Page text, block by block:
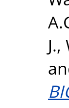
J.,